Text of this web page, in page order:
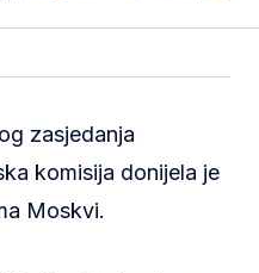
zasjedanja
komisija donijela je
Moskvi.